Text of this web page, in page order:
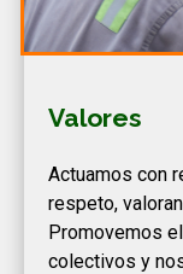
Valores
Actuamos con
respeto,
Promovemos
colectivos y